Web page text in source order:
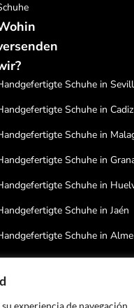
experiencia de navegación,
Schuhe in
Schuhe in Cadiz
Schuhe in
Schuhe in
Schuhe in
Schuhe in Jaén
Schuhe in
Schuhe in
Schuhe in
SPORT & EQUITACIÓN VALVERDE SL |